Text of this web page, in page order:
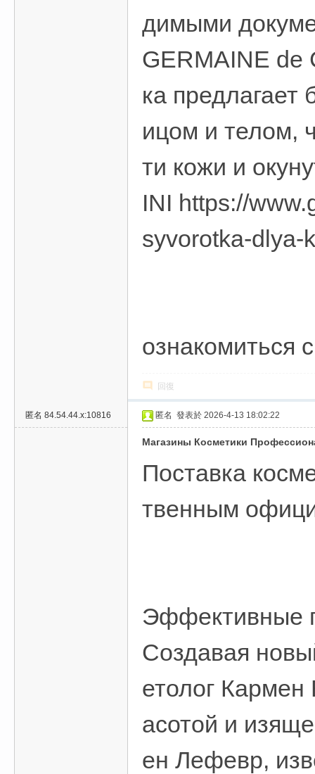
димыми
GERMAINE de
ка предлагает
ицом и телом,
ти кожи и
INI https://
syvorotka-dlya-
ознакомиться
回復
匿名 84.54.44.x:10816 匿名 發表於 2026-4-13 18:02:22
Магазины Косметики
Поставка
твенным
Эффективные
Создавая
етолог
асотой и
ен Лефевр,